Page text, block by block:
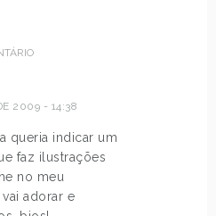
2009 - 14:38
queria indicar um
faz ilustrações
no meu
adorar e